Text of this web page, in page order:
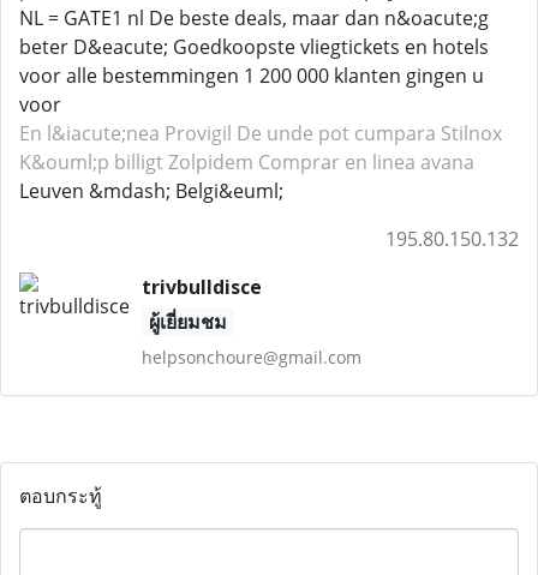
NL = GATE1 nl De beste deals, maar dan n&oacute;g
beter D&eacute; Goedkoopste vliegtickets en hotels
voor alle bestemmingen 1 200 000 klanten gingen u
voor
En l&iacute;nea Provigil De unde pot cumpara Stilnox
K&ouml;p billigt Zolpidem Comprar en linea avana
Leuven &mdash; Belgi&euml;
195.80.150.132
trivbulldisce
ผู้เยี่ยมชม
helpsonchoure@gmail.com
ตอบกระทู้